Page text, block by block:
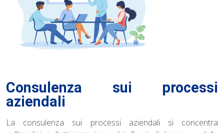
Consulenza sui processi
aziendali
La consulenza sui processi aziendali si concentra